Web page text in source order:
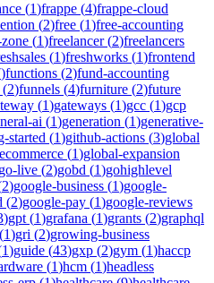
(1)frappe (4)frappe-cloud
(2)free (1)free-accounting
(1)freelancer(2)freelancers
(1)freshworks (1)frontend
)functions (2)fund-accounting
(2)funnels (4)furniture (2)future
(1)gateways (1)gcc (1)gcp
ai (1)generation (1)generative-
started (1)github-actions (3)global
(1)global-expansion
go-live (2)gobd (1)gohighlevel
2)google-business (1)google-
(2)google-pay (1)google-reviews
)gpt (1)grafana (1)grants (2)graphql
(1)gri (2)growing-business
1)guide (43)gxp (2)gym (1)haccp
(1)hcm (1)headless